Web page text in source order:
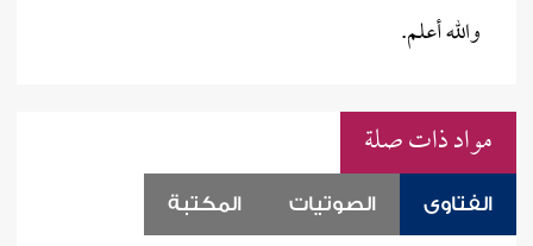
والله أعلم.
مواد ذات صلة
الفتاوى الصوتيات المكتبة